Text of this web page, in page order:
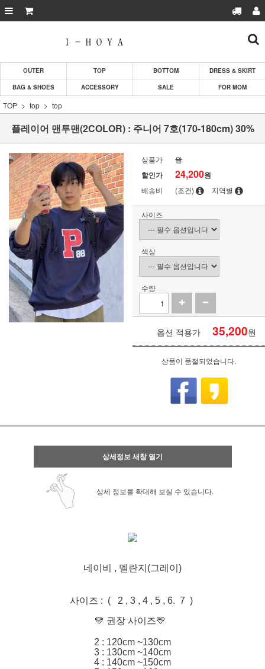
OUTER TOP BOTTOM
DRESS & SKIRT
BAG & SHOES
ACCESSORY SALE FOR MOM
TOP top top
플레이어 맨투맨(2COLOR) : 주니어 7호(170-180cm) 30%
상품가 원
할인가 24,200원
배송비 (조건) 지역별
사이즈
색상
수량
옵션 적용가 35,200원
상품이 품절되었습니다.
상세정보 새창 열기
상세 정보를 확대해 보실 수 있습니다.
네이비 , 멜란지(그레이)
사이즈 : ( 2 , 3 , 4 , 5 , 6. 7 )
💛 권장 사이즈💛
2 : 120cm ~130cm
3 : 130cm ~140cm
4 : 140cm ~150cm